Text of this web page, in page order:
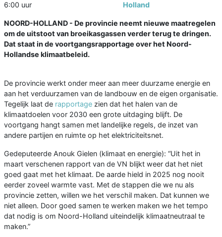
6:00 uur
Holland
NOORD-HOLLAND - De provincie neemt nieuwe maatregelen
om de uitstoot van broeikasgassen verder terug te dringen.
Dat staat in de voortgangsrapportage over het Noord-
Hollandse klimaatbeleid.
De provincie werkt onder meer aan meer duurzame energie en
aan het verduurzamen van de landbouw en de eigen organisatie.
Tegelijk laat de rapportage zien dat het halen van de
klimaatdoelen voor 2030 een grote uitdaging blijft. De
voortgang hangt samen met landelijke regels, de inzet van
andere partijen en ruimte op het elektriciteitsnet.
Gedeputeerde Anouk Gielen (klimaat en energie): “Uit het in
maart verschenen rapport van de VN blijkt weer dat het niet
goed gaat met het klimaat. De aarde hield in 2025 nog nooit
eerder zoveel warmte vast. Met de stappen die we nu als
provincie zetten, willen we het verschil maken. Dat kunnen we
niet alleen. Door goed samen te werken maken we het tempo
dat nodig is om Noord-Holland uiteindelijk klimaatneutraal te
maken.”